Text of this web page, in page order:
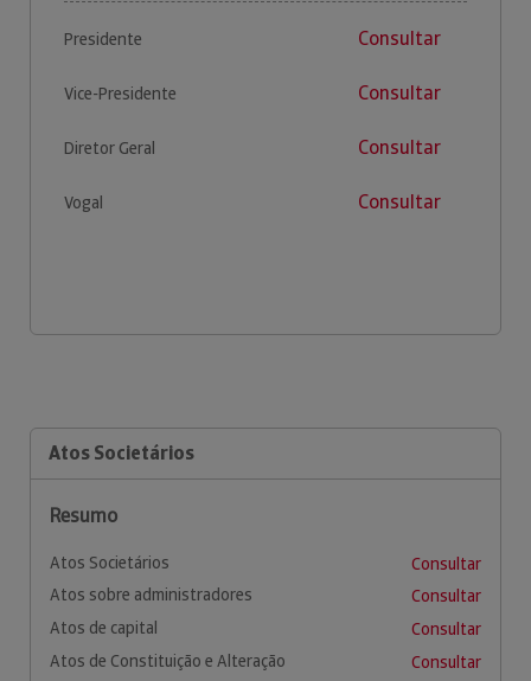
Presidente Consultar
Vice-Presidente Consultar
Diretor Geral Consultar
Vogal Consultar
Atos Societários
Resumo
Atos Societários
Consultar
Atos sobre administradores
Consultar
Atos de capital
Consultar
Atos de Constituição e Alteração
Consultar